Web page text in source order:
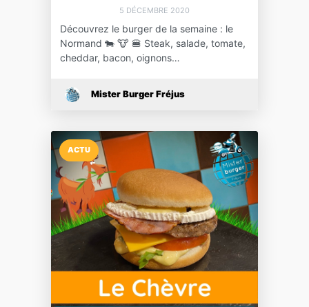
5 DÉCEMBRE 2020
Découvrez le burger de la semaine : le
Normand 🐄 🐮 🍔 Steak, salade, tomate,
cheddar, bacon, oignons…
Mister Burger Fréjus
ACTU